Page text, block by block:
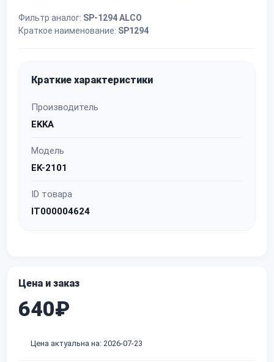
Фильтр аналог: SP-1294 ALCO
Краткое наименование: SP1294
Краткие характеристики
Производитель
EKKA
Модель
EK-2101
ID товара
IT000004624
Цена и заказ
640₽
Цена актуальна на: 2026-07-23